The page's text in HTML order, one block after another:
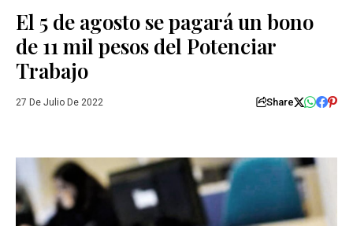
El 5 de agosto se pagará un bono
de 11 mil pesos del Potenciar
Trabajo
27 De Julio De 2022 Share